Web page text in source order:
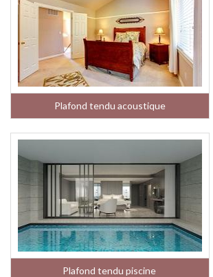
Plafond tendu acoustique
Plafond tendu piscine